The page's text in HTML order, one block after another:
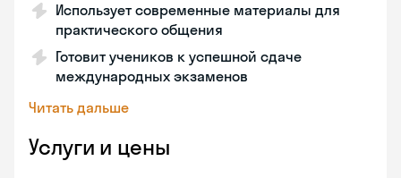
Использует современные материалы для
практического общения
Готовит учеников к успешной сдаче
международных экзаменов
Читать дальше
Услуги и цены